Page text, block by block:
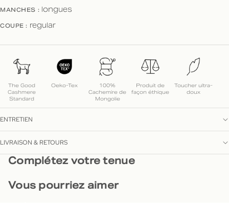
MANCHES : longues
COUPE : regular
The Good
Cashmere
Standard
Oeko-Tex
100%
Cachemire de
Mongolie
Produit de
façon éthique
Toucher ultra-
doux
ENTRETIEN
LIVRAISON & RETOURS
Complétez votre tenue
Vous pourriez aimer